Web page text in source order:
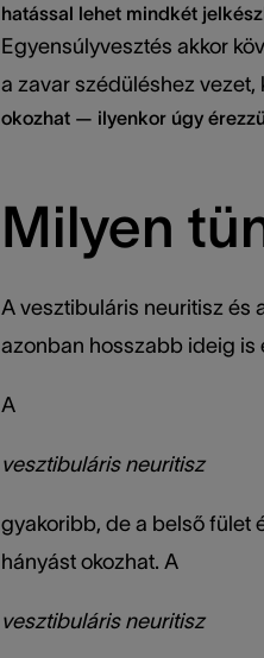
hatással lehet mindkét
Egyensúlyvesztés akkor
a zavar szédüléshez
okozhat — ilyenkor úgy
Milyen
A vesztibuláris neuritisz és
azonban hosszabb ideig is
A
vesztibuláris neuritisz
gyakoribb, de a belső fület
hányást okozhat. A
vesztibuláris neuritisz